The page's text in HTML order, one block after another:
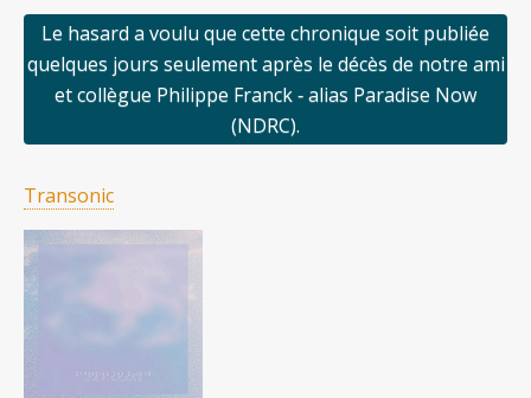
Le hasard a voulu que cette chronique soit publiée
quelques jours seulement après le décès de notre ami
et collègue Philippe Franck ‐ alias Paradise Now
(NDRC).
Transonic